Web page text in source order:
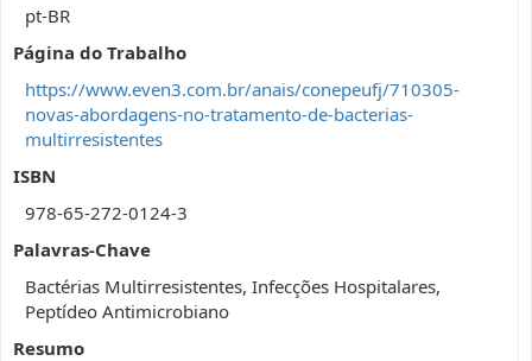
pt-BR
Página do Trabalho
https://www.even3.com.br/anais/conepeufj/710305-
novas-abordagens-no-tratamento-de-bacterias-
multirresistentes
ISBN
978-65-272-0124-3
Palavras-Chave
Bactérias Multirresistentes, Infecções Hospitalares,
Peptídeo Antimicrobiano
Resumo